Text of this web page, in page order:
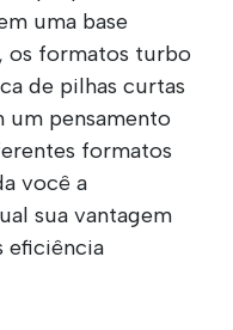
uma base
os formatos turbo
de pilhas curtas
um pensamento
formatos
você a
sua vantagem
eficiência